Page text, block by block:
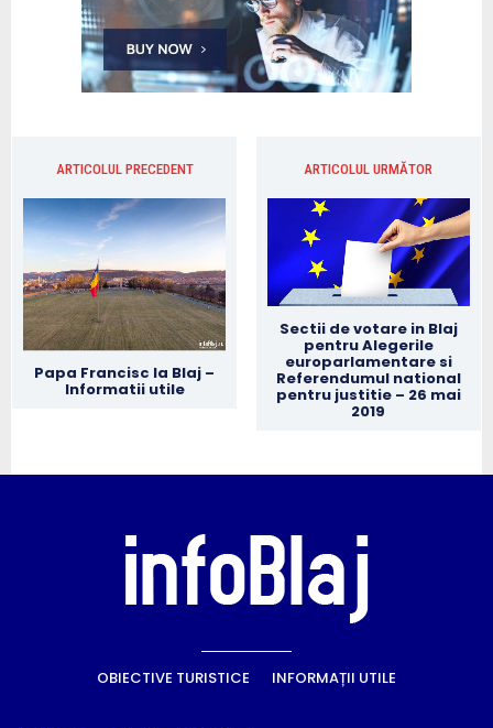
ARTICOLUL PRECEDENT
Papa Francisc la Blaj –
Informatii utile
ARTICOLUL URMĂTOR
Sectii de votare in Blaj
pentru Alegerile
europarlamentare si
Referendumul national
pentru justitie – 26 mai
2019
OBIECTIVE TURISTICE INFORMAȚII UTILE